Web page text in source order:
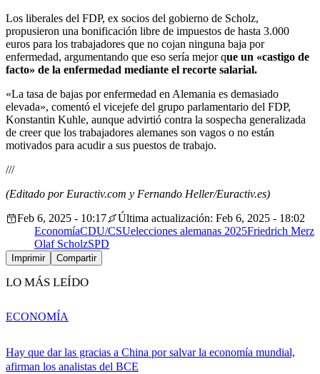
Los liberales del FDP, ex socios del gobierno de Scholz,
propusieron una bonificación libre de impuestos de hasta 3.000
euros para los trabajadores que no cojan ninguna baja por
enfermedad, argumentando que eso sería mejor que un «castigo de
facto» de la enfermedad mediante el recorte salarial.
«La tasa de bajas por enfermedad en Alemania es demasiado
elevada», comentó el vicejefe del grupo parlamentario del FDP,
Konstantin Kuhle, aunque advirtió contra la sospecha generalizada
de creer que los trabajadores alemanes son vagos o no están
motivados para acudir a sus puestos de trabajo.
///
(Editado por Euractiv.com y Fernando Heller/Euractiv.es)
Feb 6, 2025 - 10:17
Última actualización: Feb 6, 2025 - 18:02
EconomíaCDU/CSUelecciones alemanas 2025Friedrich Merz
Olaf ScholzSPD
Imprimir Compartir
LO MÁS LEÍDO
Hay que dar las gracias a China por salvar la economía mundial,
afirman los analistas del BCE
ECONOMÍA